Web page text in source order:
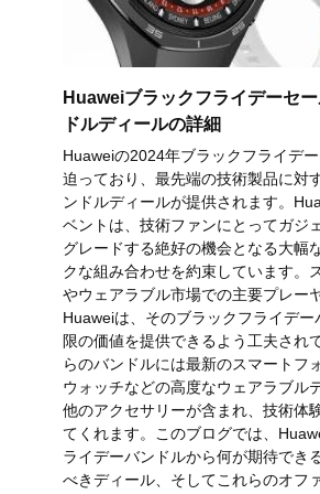
Huaweiブラックフライデーセ
ドルディールの詳細
Huaweiの2024年ブラックフライデ
迫っており、最先端の技術製品に対
ンドルディールが提供されます。
ベントは、技術ファンにとってガジ
グレードする絶好の機会となる大幅
クな組み合わせを約束しています。
やウェアラブル市場での主要プレー
Huaweiは、そのブラックフライデー
限の価値を提供できるよう工夫され
らのバンドルには最新のスマートフ
ウォッチなどの高度なウェアラブル
他のアクセサリーが含まれ、技術体
てくれます。このブログでは、
ライデーバンドルから何が期待でき
べきディール、そしてこれらのオフ